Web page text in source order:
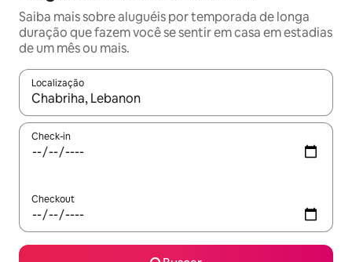
Saiba mais sobre aluguéis por temporada de longa
duração que fazem você se sentir em casa em estadias
de um mês ou mais.
Localização
Quando os resultados estiverem disponíveis, explore-os
Check-in
Checkout